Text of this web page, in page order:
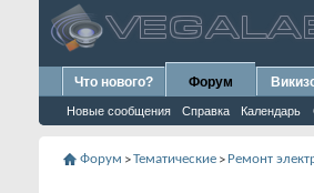
Что нового? Форум
Новые сообщения Справка Календарь
Форум >Тематические > Ремонт